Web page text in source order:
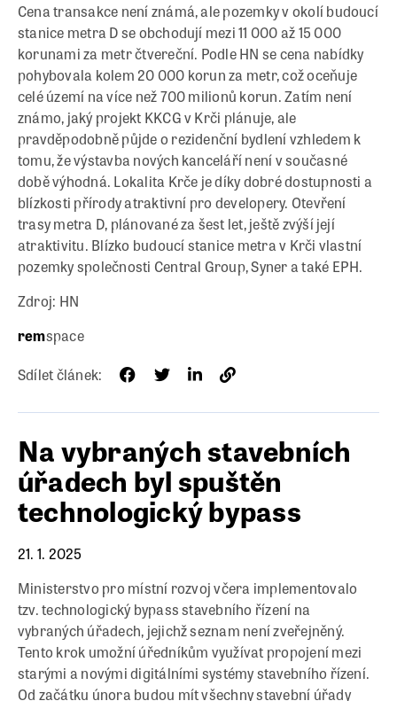
Cena transakce není známá, ale pozemky v okolí budoucí
stanice metra D se obchodují mezi 11 000 až 15 000
korunami za metr čtvereční. Podle HN se cena nabídky
pohybovala kolem 20 000 korun za metr, což oceňuje
celé území na více než 700 milionů korun. Zatím není
známo, jaký projekt KKCG v Krči plánuje, ale
pravděpodobně půjde o rezidenční bydlení vzhledem k
tomu, že výstavba nových kanceláří není v současné
době výhodná. Lokalita Krče je díky dobré dostupnosti a
blízkosti přírody atraktivní pro developery. Otevření
trasy metra D, plánované za šest let, ještě zvýší její
atraktivitu. Blízko budoucí stanice metra v Krči vlastní
pozemky společnosti Central Group, Syner a také EPH.
Zdroj: HN
remspace
Sdílet článek:
Na vybraných stavebních
úřadech byl spuštěn
technologický bypass
21. 1. 2025
Ministerstvo pro místní rozvoj včera implementovalo
tzv. technologický bypass stavebního řízení na
vybraných úřadech, jejichž seznam není zveřejněný.
Tento krok umožní úředníkům využívat propojení mezi
starými a novými digitálními systémy stavebního řízení.
Od začátku února budou mít všechny stavební úřady